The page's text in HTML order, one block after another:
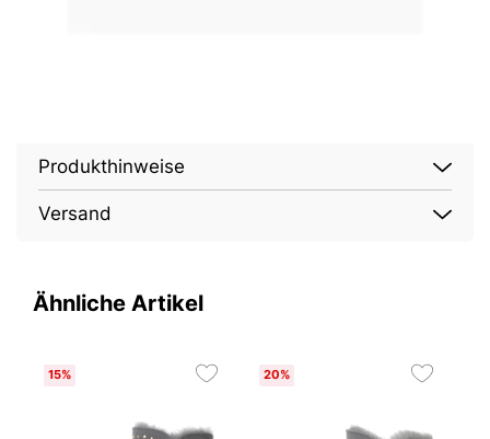
Produkthinweise
Versand
Ähnliche Artikel
15% 20%